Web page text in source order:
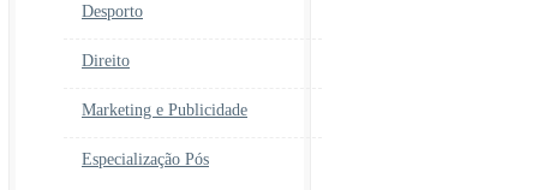
Desporto
Direito
Marketing e Publicidade
Especialização Pós